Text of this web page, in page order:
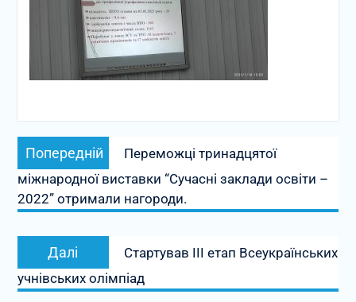
Навігація
записів
Попередній
запис:
Переможці тринадцятої
міжнародної виставки “Сучасні заклади освіти –
2022” отримали нагороди.
Далі
запис:
Cтартував ІІІ етап Всеукраїнських
учнівських олімпіад